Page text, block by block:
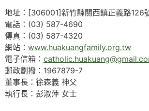
地址：[306001]新竹縣關西鎮正義路126
電話：(03) 587-4690
傳真：(03) 587-4320
網站： www.huakuangfamily.org.tw
電子信箱：
郵政劃撥：1967879-7
董事長：徐森義 神父
執行長：彭淑萍 女士